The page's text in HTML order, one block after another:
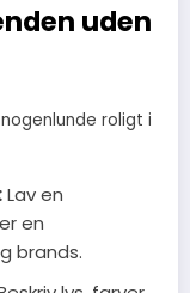
uden
roligt i
Lav en
en
brands.